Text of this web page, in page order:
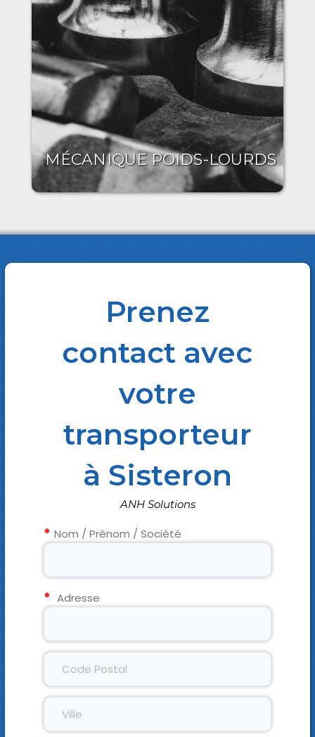
MÉCANIQUE POIDS-LOURDS
Prenez
contact avec
votre
transporteur
à Sisteron
ANH Solutions
Nom / Prénom / Société
Adresse